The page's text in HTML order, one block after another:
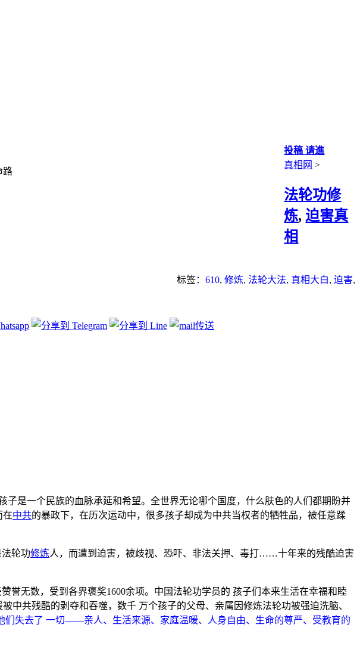
路
投稿 请進
真相网 >
法轮功修
炼, 迫害真
相
标签： 610, 修炼, 法轮大法, 真相大白, 迫害,
子是一个民族的血脉承延和希望。全世界无论哪个国度，什么肤色的人们都期盼并
在中共的暴政下，在历次运动中，很多孩子却成为中共当权者的牺牲品，被任意蹂
轮功修炼人，而遭到迫害，被歧视、恐吓、非法关押、毒打……十年来的残酷迫害
誉无数，受到各界褒奖1600余项。中国法轮功学员的 孩子们本来生活在幸福和睦
共残酷的剥夺和吞噬，数千 万个孩子的父母、亲属因修炼法轮功被强迫洗脑、
们失去了 一切——亲人、生活来源、家庭温暖、人身自由、生命的尊严、受教育的